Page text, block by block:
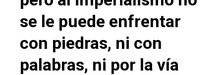
se le puede enfrentar
con piedras, ni con
palabras, ni por la vía